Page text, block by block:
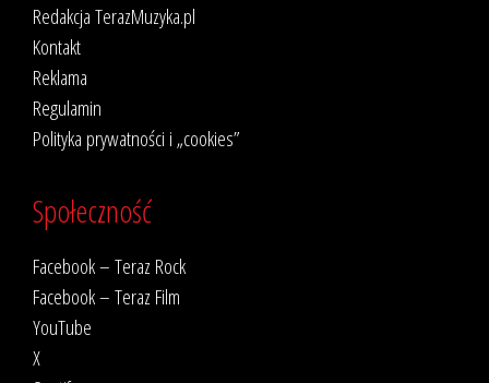
Redakcja TerazMuzyka.pl
Kontakt
Reklama
Regulamin
Polityka prywatności i „cookies”
Społeczność
Facebook – Teraz Rock
Facebook – Teraz Film
YouTube
X